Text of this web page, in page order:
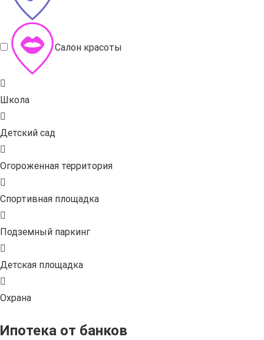
Салон красоты
Школа
Детский сад
Огороженная территория
Спортивная площадка
Подземный паркинг
Детская площадка
Охрана
Ипотека от банков